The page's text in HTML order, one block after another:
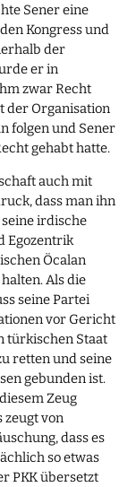
Sener eine
Kongress und
der
er in
zwar Recht
der Organisation
folgen und Sener
gehabt hatte.
auch mit
dass man ihn
irdische
Egozentrik
Öcalan
Als die
seine Partei
vor Gericht
türkischen Staat
retten und seine
gebunden ist.
Zeug
zeugt von
dass es
so etwas
PKK übersetzt